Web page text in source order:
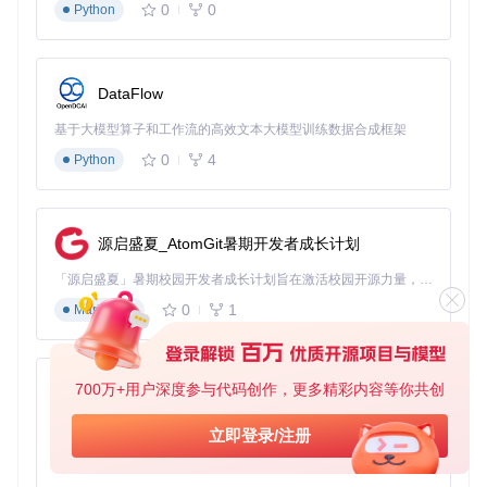
700万+用户深度参与代码创作，更多精彩内容等你共创
立即登录/注册
Python
0 0
DataFlow
基于大模型算子和工作流的高效文本大模型训练数据合成框架
Python
0 4
源启盛夏_AtomGit暑期开发者成长计划
「源启盛夏」暑期校园开发者成长计划旨在激活校园开源力量，通过积分激励、认证扶持、资源倾斜等形式，引导高校组织和开发者完成「入驻 — 建项目 — 做贡献 — 获认证 — 得资源」的完整闭环。无论你是想带领社团入驻平台的组织者，还是希望用代码贡献证明自己的开发者，都能在这里找到属于你的成长路径。
Markdown
0 1
py-xiaozhi
基于Python的Xiaozhi AI，适用于想要完整Xiaozhi体验而无需拥有专用硬件的用户。
Python
0 1